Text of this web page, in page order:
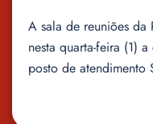
A sala de reuniões da
nesta quarta-feira (1)
posto de